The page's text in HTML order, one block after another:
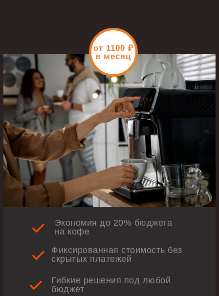
Гибкие решения под любой
бюджет
Экономия до 20% бюджета
на кофе
Фиксированная стоимость без
скрытых платежей
от 1100 ₽
в месяц